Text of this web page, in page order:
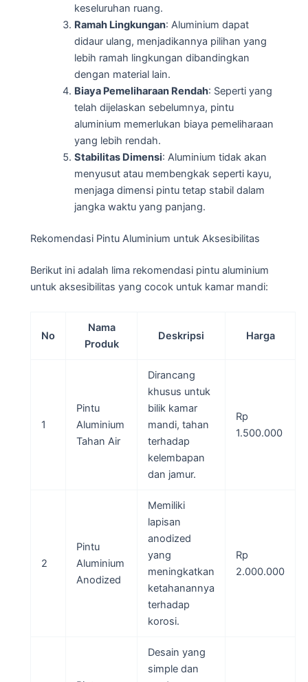
keseluruhan ruang.
Ramah Lingkungan: Aluminium dapat
didaur ulang, menjadikannya pilihan yang
lebih ramah lingkungan dibandingkan
dengan material lain.
Biaya Pemeliharaan Rendah: Seperti yang
telah dijelaskan sebelumnya, pintu
aluminium memerlukan biaya pemeliharaan
yang lebih rendah.
Stabilitas Dimensi: Aluminium tidak akan
menyusut atau membengkak seperti kayu,
menjaga dimensi pintu tetap stabil dalam
jangka waktu yang panjang.
Rekomendasi Pintu Aluminium untuk Aksesibilitas
Berikut ini adalah lima rekomendasi pintu aluminium
untuk aksesibilitas yang cocok untuk kamar mandi:
No
Nama
Produk
Deskripsi Harga
1
Pintu
Aluminium
Tahan Air
Dirancang
khusus untuk
bilik kamar
mandi, tahan
terhadap
kelembapan
dan jamur.
Rp
1.500.000
2
Pintu
Aluminium
Anodized
Memiliki
lapisan
anodized
yang
meningkatkan
ketahanannya
terhadap
korosi.
Rp
2.000.000
Desain yang
simple dan